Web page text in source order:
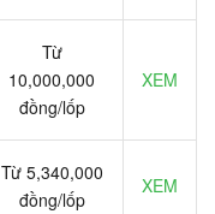
Từ
10,000,000
đồng/lốp
XEM
Từ 5,340,000
đồng/lốp
XEM